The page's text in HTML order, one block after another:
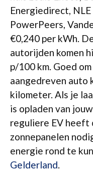
Energiedirect,
PowerPeers,
€0,240 per kWh.
autorijden komen
p/100 km. Goed
aangedreven auto
kilometer. Als je
is opladen van
reguliere EV heeft
zonnepanelen
energie rond te
Gelderland.